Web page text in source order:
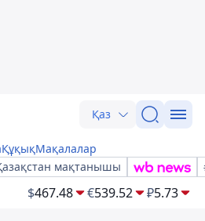
Қаз
ҚұқықМақалалар
мақтанышы
$467.48 €539.52 ₽5.73